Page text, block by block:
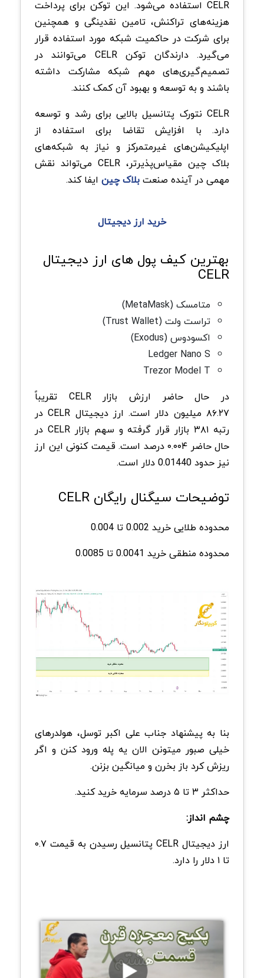
CELR استفاده می‌شود. این توکن برای پرداخت
هزینه‌های تراکنش، تامین نقدینگی و همچنین
برای شرکت در حاکمیت شبکه مورد استفاده قرار
می‌گیرد. دارندگان توکن CELR می‌توانند در
تصمیم‌گیری‌های مهم شبکه مشارکت داشته
باشند و به توسعه و بهبود آن کمک کنند.
CELR نتورک پتانسیل بالایی برای رشد و توسعه
دارد. با افزایش تقاضا برای استفاده از
اپلیکیشن‌های غیرمتمرکز و نیاز به شبکه‌های
بلاک چین مقیاس‌پذیرتر، CELR می‌تواند نقش
مهمی در آینده صنعتبلاک چین ایفا کند.
خرید ارز دیجیتال
بهترین کیف پول های ارز دیجیتال
CELR
متامسک (MetaMask)
تراست ولت (Trust Wallet)
اکسودوس (Exodus)
Ledger Nano S
Trezor Model T
در حال حاضر ارزش بازار CELR تقریباً
۸۶.۲۷ میلیون دلار است. ارز دیجیتال CELR در
رتبه ۳۸۱ بازار قرار گرفته و سهم بازار CELR در
حال حاضر ۰.۰۰۴ درصد است. قیمت کنونی این ارز
نیز حدود 0.01440 دلار است.
توضیحات سیگنال رایگان CELR
محدوده طلایی خرید 0.002 تا 0.004
محدوده منطقی خرید 0.0041 تا 0.0085
بنا به پیشنهاد جناب علی اکبر توسل، هولدرهای
خیلی صبور میتونن الان یه پله ورود کنن و اگر
ریزش کرد باز بخرن و میانگین بزنن.
حداکثر ۳ تا ۵ درصد سرمایه خرید کنید.
چشم انداز:
ارز دیجیتال CELR پتانسیل رسیدن به قیمت ۰.۷
تا ۱ دلار را دارد.